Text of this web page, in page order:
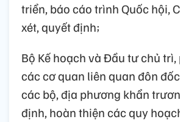
triển, báo cáo trình Quốc hội,
xét, quyết định;
Bộ Kế hoạch và Đầu tư chủ
các cơ quan liên quan đôn
các bộ, địa phương khẩn
định, hoàn thiện các quy